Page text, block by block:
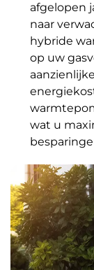
afgelopen
naar
hybride
op uw
wat u